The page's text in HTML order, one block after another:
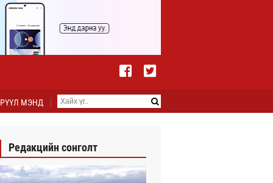
МЭНД
Редакцийн сонголт